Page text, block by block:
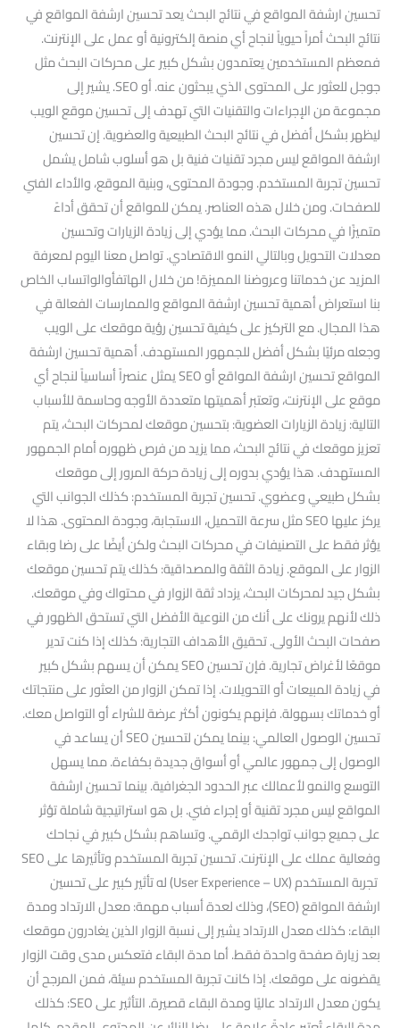
تحسين ارشفة المواقع في نتائج البحث يعد تحسين ارشفة المواقع في
نتائج البحث أمراً حيوياً لنجاح أي منصة إلكترونية أو عمل على الإنترنت.
فمعظم المستخدمين يعتمدون بشكل كبير على محركات البحث مثل
جوجل للعثور على المحتوى الذي يبحثون عنه. أو SEO. يشير إلى
مجموعة من الإجراءات والتقنيات التي تهدف إلى تحسين موقع الويب
ليظهر بشكل أفضل في نتائج البحث الطبيعية والعضوية. إن تحسين
ارشفة المواقع ليس مجرد تقنيات فنية بل هو أسلوب شامل يشمل
تحسين تجربة المستخدم. وجودة المحتوى، وبنية الموقع، والأداء الفني
للصفحات. ومن خلال هذه العناصر. يمكن للمواقع أن تحقق أداءً
متميزًا في محركات البحث. مما يؤدي إلى زيادة الزيارات وتحسين
معدلات التحويل وبالتالي النمو الاقتصادي. تواصل معنا اليوم لمعرفة
المزيد عن خدماتنا وعروضنا المميزة! من خلال الهاتفأوالواتساب الخاص
بنا استعراض أهمية تحسين ارشفة المواقع والممارسات الفعالة في
هذا المجال. مع التركيز على كيفية تحسين رؤية موقعك على الويب
وجعله مرئيًا بشكل أفضل للجمهور المستهدف. أهمية تحسين ارشفة
المواقع تحسين ارشفة المواقع أو SEO يمثل عنصراً أساسياً لنجاح أي
موقع على الإنترنت، وتعتبر أهميتها متعددة الأوجه وحاسمة للأسباب
التالية: زيادة الزيارات العضوية: بتحسين موقعك لمحركات البحث، يتم
تعزيز موقعك في نتائج البحث، مما يزيد من فرص ظهوره أمام الجمهور
المستهدف. هذا يؤدي بدوره إلى زيادة حركة المرور إلى موقعك
بشكل طبيعي وعضوي. تحسين تجربة المستخدم: كذلك الجوانب التي
يركز عليها SEO مثل سرعة التحميل، الاستجابة، وجودة المحتوى. هذا لا
يؤثر فقط على التصنيفات في محركات البحث ولكن أيضًا على رضا وبقاء
الزوار على الموقع. زيادة الثقة والمصداقية: كذلك يتم تحسين موقعك
بشكل جيد لمحركات البحث، يزداد ثقة الزوار في محتواك وفي موقعك.
ذلك لأنهم يرونك على أنك من النوعية الأفضل التي تستحق الظهور في
صفحات البحث الأولى. تحقيق الأهداف التجارية: كذلك إذا كنت تدير
موقعًا لأغراض تجارية. فإن تحسين SEO يمكن أن يسهم بشكل كبير
في زيادة المبيعات أو التحويلات. إذا تمكن الزوار من العثور على منتجاتك
أو خدماتك بسهولة. فإنهم يكونون أكثر عرضة للشراء أو التواصل معك.
تحسين الوصول العالمي: بينما يمكن لتحسين SEO أن يساعد في
الوصول إلى جمهور عالمي أو أسواق جديدة بكفاءة. مما يسهل
التوسع والنمو لأعمالك عبر الحدود الجغرافية. بينما تحسين ارشفة
المواقع ليس مجرد تقنية أو إجراء فني. بل هو استراتيجية شاملة تؤثر
على جميع جوانب تواجدك الرقمي. وتساهم بشكل كبير في نجاحك
وفعالية عملك على الإنترنت. تحسين تجربة المستخدم وتأثيرها على SEO
تجربة المستخدم (User Experience – UX) له تأثير كبير على تحسين
ارشفة المواقع (SEO)، وذلك لعدة أسباب مهمة: معدل الارتداد ومدة
البقاء: كذلك معدل الارتداد يشير إلى نسبة الزوار الذين يغادرون موقعك
بعد زيارة صفحة واحدة فقط. أما مدة البقاء فتعكس مدى وقت الزوار
يقضونه على موقعك. إذا كانت تجربة المستخدم سيئة، فمن المرجح أن
يكون معدل الارتداد عاليًا ومدة البقاء قصيرة. التأثير على SEO: كذلك